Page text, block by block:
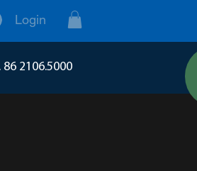
Login
86 2106.5000